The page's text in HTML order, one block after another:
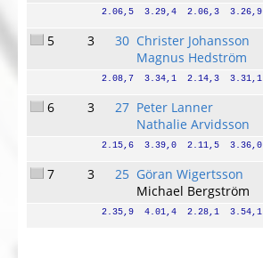
2.06,5  3.29,4  2.06,3  3.26,9
5 3 30 Christer Johansson
Magnus Hedström
2.08,7  3.34,1  2.14,3  3.31,1
6 3 27 Peter Lanner
Nathalie Arvidsson
2.15,6  3.39,0  2.11,5  3.36,0
7 3 25 Göran Wigertsson
Michael Bergström
2.35,9  4.01,4  2.28,1  3.54,1